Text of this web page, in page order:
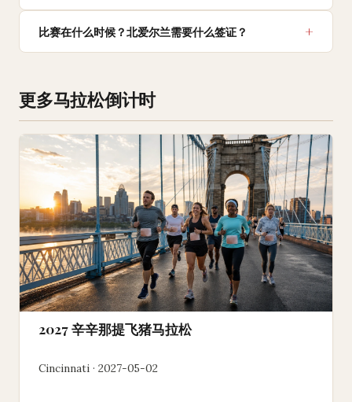
比赛在什么时候？北爱尔兰需要什么签证？
更多马拉松倒计时
2027 辛辛那提飞猪马拉松
Cincinnati · 2027-05-02